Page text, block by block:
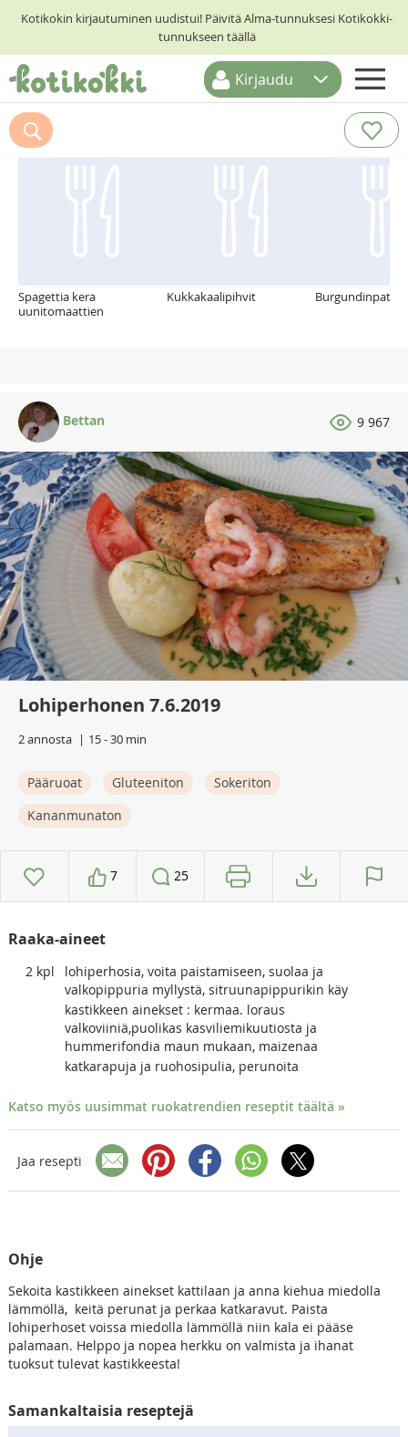
Kotikokin kirjautuminen uudistui! Päivitä Alma-tunnuksesi Kotikokki-
tunnukseen täällä
ETUSIVU
RESEPTIHAKU
Kirjaudu
Suosittelemme myös
Spagettia kera
uunitomaattien
Kukkakaalipihvit Burgundinpata
Bettan 9 967
Lohiperhonen 7.6.2019
2 annosta 15 - 30 min
Pääruoat Gluteeniton
Sokeriton
Kananmunaton
7 25
Raaka-aineet
2 kpl
lohiperhosia, voita paistamiseen, suolaa ja
valkopippuria myllystä, sitruunapippurikin käy
kastikkeen ainekset : kermaa. loraus
valkoviiniä,puolikas kasviliemikuutiosta ja
hummerifondia maun mukaan, maizenaa
katkarapuja ja ruohosipulia, perunoita
Katso myös uusimmat ruokatrendien reseptit täältä »
Jaa resepti
Ohje
Sekoita kastikkeen ainekset kattilaan ja anna kiehua miedolla
lämmöllä, keitä perunat ja perkaa katkaravut. Paista
lohiperhoset voissa miedolla lämmöllä niin kala ei pääse
palamaan. Helppo ja nopea herkku on valmista ja ihanat
tuoksut tulevat kastikkeesta!
Samankaltaisia reseptejä